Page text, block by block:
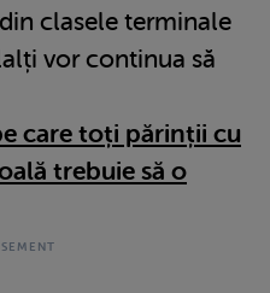
clasele terminale
vor continua să
care toți părinții cu
trebuie să o